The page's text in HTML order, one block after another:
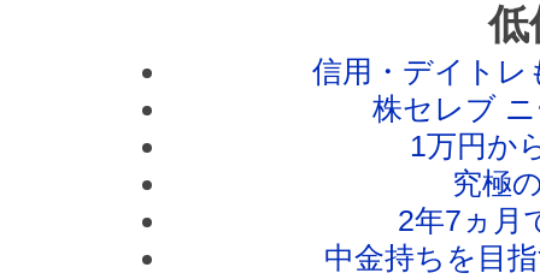
低
信用・デイトレ
株セレブ
1万円か
究極
2年7ヵ月
中金持ちを目